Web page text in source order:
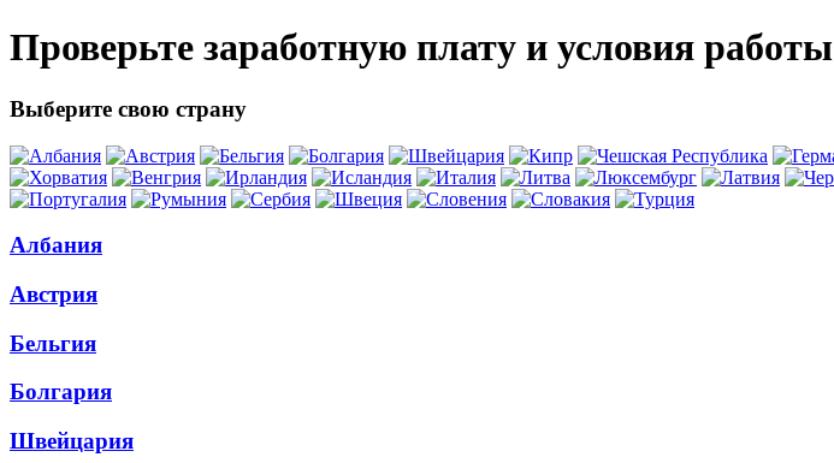
Проверьте заработную плату и условия работы
Выберите свою страну
Албания
Австрия
Бельгия
Болгария
Швейцария